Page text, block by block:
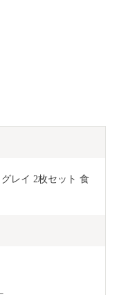
レイ 2枚セット 食